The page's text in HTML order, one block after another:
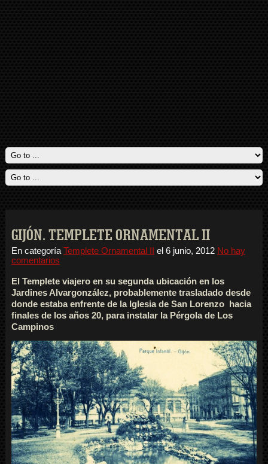
GIJÓN. TEMPLETE ORNAMENTAL II
En categoría Templete Ornamental II el 6 junio, 2012 No hay
comentarios
El Templete viajero en su segunda ubicación en los
Jardines Alvargonzález, probablemente trasladado desde
donde estaba enfrente de la Iglesia de San Lorenzo hacia
finales de los años 20, para instalar la Pérgola de Los
Campinos